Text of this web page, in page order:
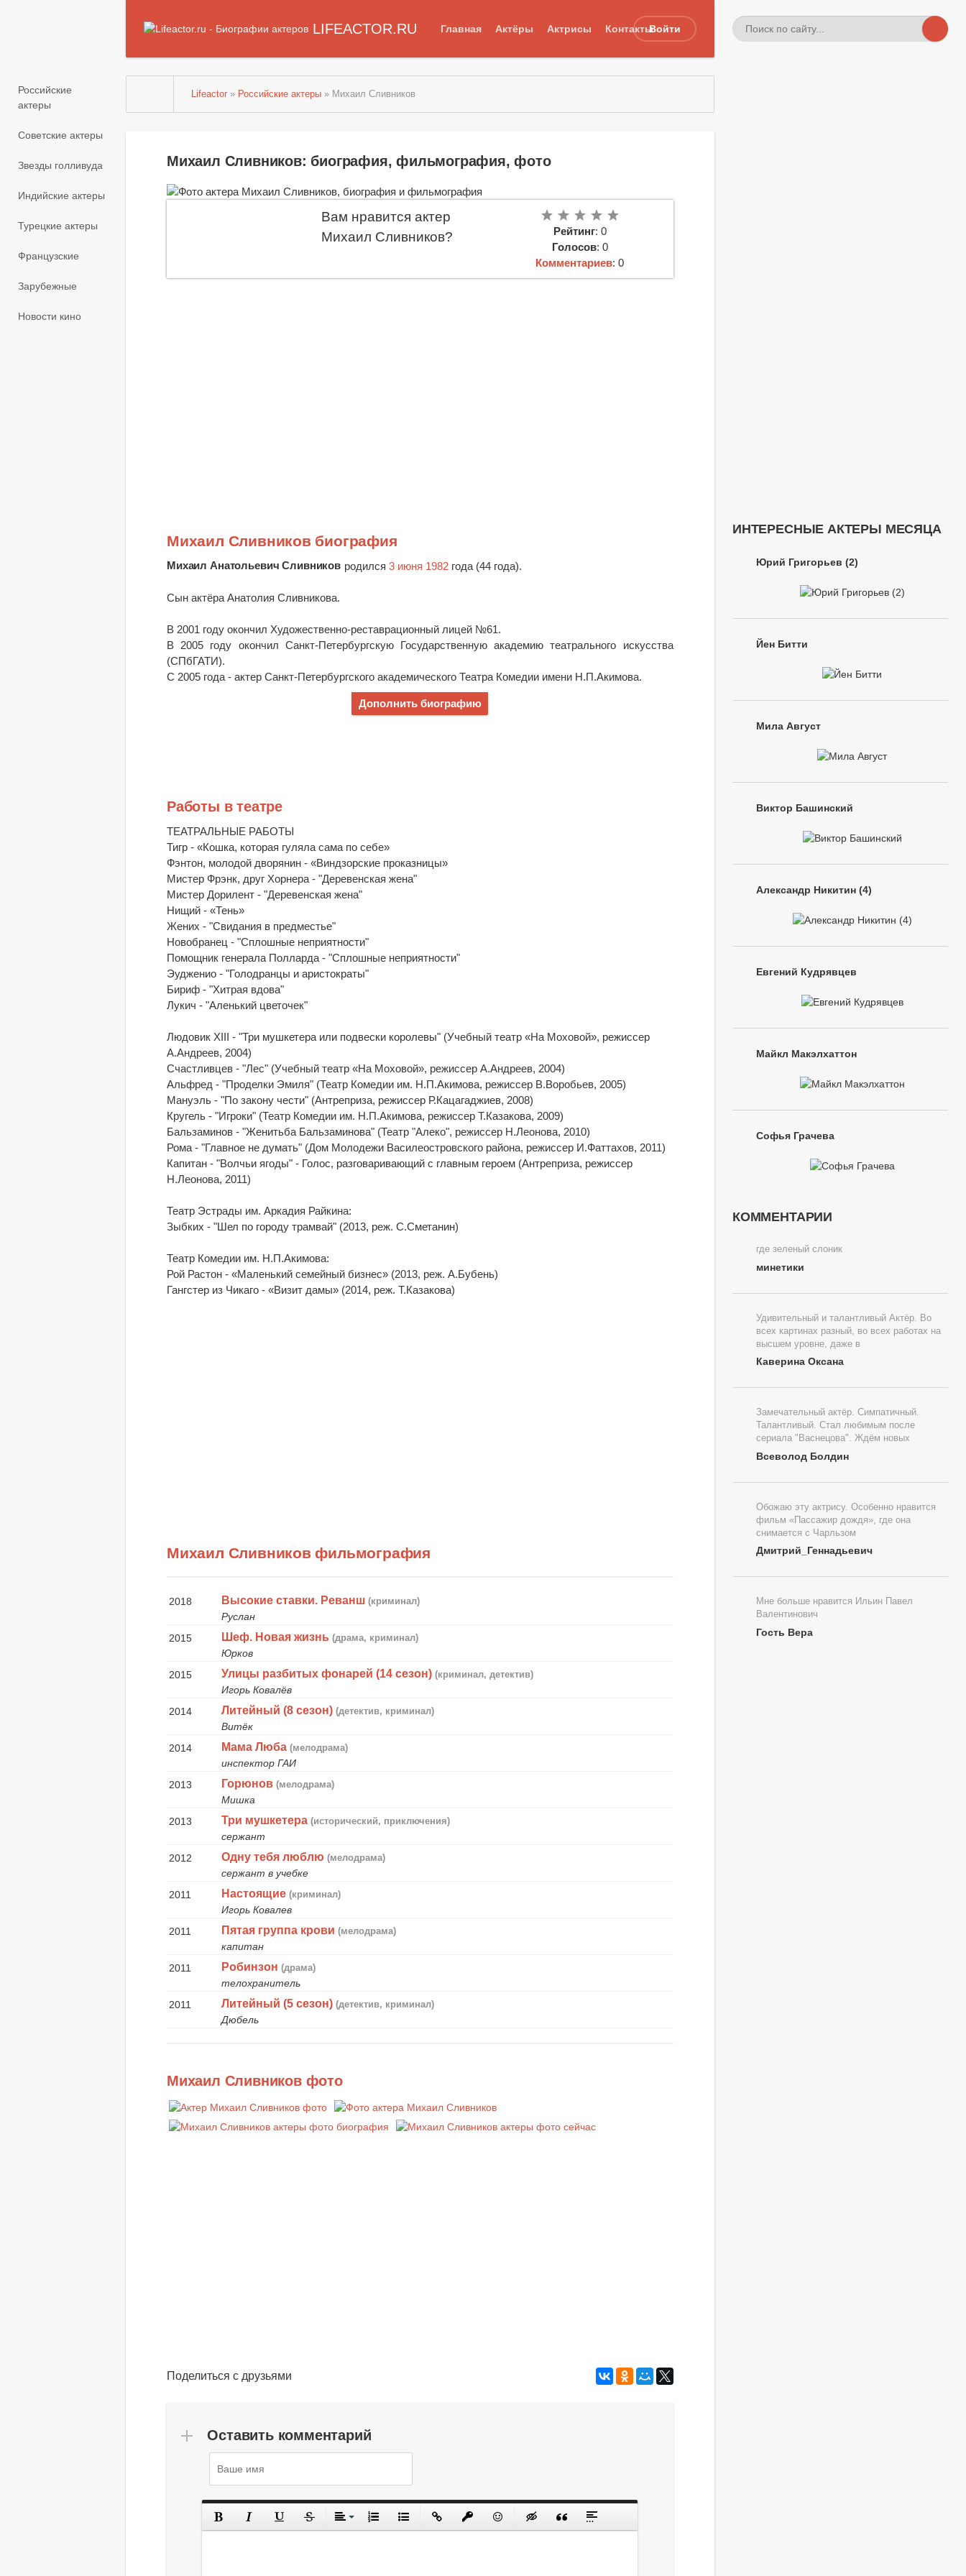
LIFEACTOR.RU Главная Актёры Актрисы КонтактыВойти
Российские
актеры
Советские актеры
Звезды голливуда
Индийские актеры
Турецкие актеры
Французские
Зарубежные
Новости кино
Lifeactor » Российские актеры » Михаил Сливников
Михаил Сливников: биография, фильмография, фото
Вам нравится актер
Михаил Сливников?
Рейтинг: 0
Голосов: 0
Комментариев: 0
Михаил Сливников биография
Михаил Анатольевич Сливников родился 3 июня 1982года (44 года).
Сын актёра Анатолия Сливникова.
В 2001 году окончил Художественно-реставрационный лицей №61.
В 2005 году окончил Санкт-Петербургскую Государственную академию театрального искусства
(СПбГАТИ).
С 2005 года - актер Санкт-Петербургского академического Театра Комедии имени Н.П.Акимова.
Дополнить биографию
Работы в театре
ТЕАТРАЛЬНЫЕ РАБОТЫ
Тигр - «Кошка, которая гуляла сама по себе»
Фэнтон, молодой дворянин - «Виндзорские проказницы»
Мистер Фрэнк, друг Хорнера - "Деревенская жена"
Мистер Дорилент - "Деревенская жена"
Нищий - «Тень»
Жених - "Свидания в предместье"
Новобранец - "Сплошные неприятности"
Помощник генерала Полларда - "Сплошные неприятности"
Эудженио - "Голодранцы и аристократы"
Бириф - "Хитрая вдова"
Лукич - "Аленький цветочек"
Людовик ХIII - "Три мушкетера или подвески королевы" (Учебный театр «На Моховой», режиссер
А.Андреев, 2004)
Счастливцев - "Лес" (Учебный театр «На Моховой», режиссер А.Андреев, 2004)
Альфред - "Проделки Эмиля" (Театр Комедии им. Н.П.Акимова, режиссер В.Воробьев, 2005)
Мануэль - "По закону чести" (Антреприза, режиссер Р.Кацагаджиев, 2008)
Кругель - "Игроки" (Театр Комедии им. Н.П.Акимова, режиссер Т.Казакова, 2009)
Бальзаминов - "Женитьба Бальзаминова" (Театр "Алеко", режиссер Н.Леонова, 2010)
Рома - "Главное не думать" (Дом Молодежи Василеостровского района, режиссер И.Фаттахов, 2011)
Капитан - "Волчьи ягоды" - Голос, разговаривающий с главным героем (Антреприза, режиссер
Н.Леонова, 2011)
Театр Эстрады им. Аркадия Райкина:
Зыбких - "Шел по городу трамвай" (2013, реж. С.Сметанин)
Театр Комедии им. Н.П.Акимова:
Рой Растон - «Маленький семейный бизнес» (2013, реж. А.Бубень)
Гангстер из Чикаго - «Визит дамы» (2014, реж. Т.Казакова)
Михаил Сливников фильмография
2018 Высокие ставки. Реванш (криминал)
Руслан
2015
Шеф. Новая жизнь (драма, криминал)
Юрков
2015
Улицы разбитых фонарей (14 сезон) (криминал, детектив)
Игорь Ковалёв
2014
Литейный (8 сезон) (детектив, криминал)
Витёк
2014
Мама Люба (мелодрама)
инспектор ГАИ
2013
Горюнов (мелодрама)
Мишка
2013
Три мушкетера (исторический, приключения)
сержант
2012
Одну тебя люблю (мелодрама)
сержант в учебке
2011
Настоящие (криминал)
Игорь Ковалев
2011
Пятая группа крови (мелодрама)
капитан
2011
Робинзон (драма)
телохранитель
2011
Литейный (5 сезон) (детектив, криминал)
Дюбель
Михаил Сливников фото
Поделиться с друзьями
Оставить комментарий
ИНТЕРЕСНЫЕ АКТЕРЫ МЕСЯЦА
Юрий Григорьев (2)
Йен Битти
Мила Август
Виктор Башинский
Александр Никитин (4)
Евгений Кудрявцев
Майкл Макэлхаттон
Софья Грачева
КОММЕНТАРИИ
где зеленый слоник
минетики
Удивительный и талантливый Актёр. Во
всех картинах разный, во всех работах на
высшем уровне, даже в
Каверина Оксана
Замечательный актёр. Симпатичный.
Талантливый. Стал любимым после
сериала "Васнецова". Ждём новых
Всеволод Болдин
Обожаю эту актрису. Особенно нравится
фильм «Пассажир дождя», где она
снимается с Чарльзом
Дмитрий_Геннадьевич
Мне больше нравится Ильин Павел
Валентинович
Гость Вера